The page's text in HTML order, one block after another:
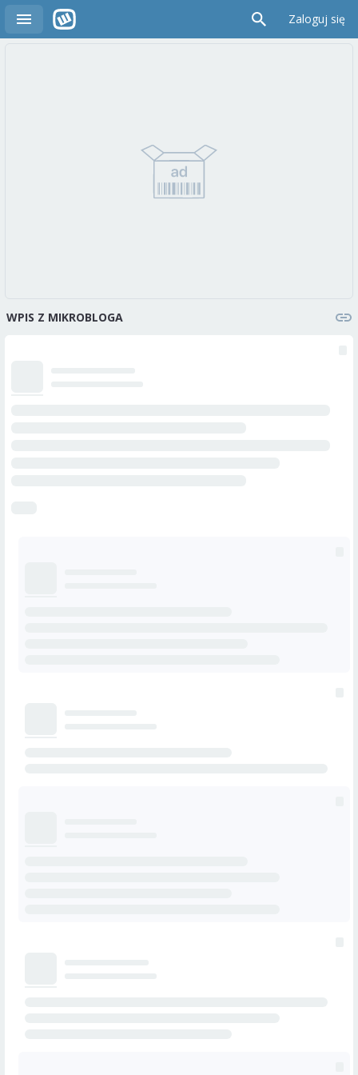
Zaloguj się
WPIS Z MIKROBLOGA